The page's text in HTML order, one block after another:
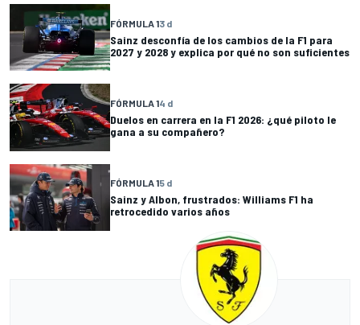
FÓRMULA 13 d
Sainz desconfía de los cambios de la F1 para
2027 y 2028 y explica por qué no son suficientes
FÓRMULA 14 d
Duelos en carrera en la F1 2026: ¿qué piloto le
gana a su compañero?
FÓRMULA 15 d
Sainz y Albon, frustrados: Williams F1 ha
retrocedido varios años